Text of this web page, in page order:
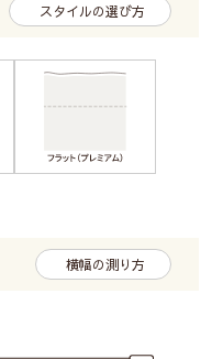
スタイルの選び方
横幅の測り方